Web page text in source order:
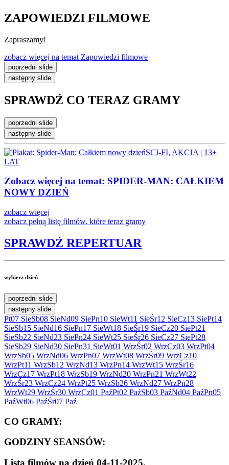
ZAPOWIEDZI FILMOWE
Zapraszamy!
zobacz więcej na temat Zapowiedzi filmowe
poprzedni slide
następny slide
SPRAWDŹ CO TERAZ GRAMY
poprzedni slide
następny slide
SCI-FI, AKCJA | 13+
LAT
Zobacz więcej na temat: SPIDER-MAN: CAŁKIEM
NOWY DZIEŃ
zobacz więcej
zobacz pełną listę filmów, które teraz gramy
SPRAWDŹ REPERTUAR
wybierz dzień
poprzedni slide
następny slide
Pt07 SieSb08 SieNd09 SiePn10 SieWt11 SieŚr12 SieCz13 SiePt14
SieSb15 SieNd16 SiePn17 SieWt18 SieŚr19 SieCz20 SiePt21
SieSb22 SieNd23 SiePn24 SieWt25 SieŚr26 SieCz27 SiePt28
SieSb29 SieNd30 SiePn31 SieWt01 WrzŚr02 WrzCz03 WrzPt04
WrzSb05 WrzNd06 WrzPn07 WrzWt08 WrzŚr09 WrzCz10
WrzPt11 WrzSb12 WrzNd13 WrzPn14 WrzWt15 WrzŚr16
WrzCz17 WrzPt18 WrzSb19 WrzNd20 WrzPn21 WrzWt22
WrzŚr23 WrzCz24 WrzPt25 WrzSb26 WrzNd27 WrzPn28
WrzWt29 WrzŚr30 WrzCz01 PaźPt02 PaźSb03 PaźNd04 PaźPn05
PaźWt06 PaźŚr07 Paź
CO GRAMY:
GODZINY SEANSÓW:
Lista filmów na dzień 04-11-2025.